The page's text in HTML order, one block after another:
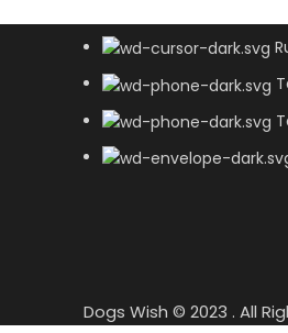
Dogs Wish © 2023 . All